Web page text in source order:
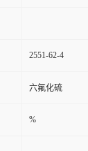
2551-62-4
六氟化硫
%